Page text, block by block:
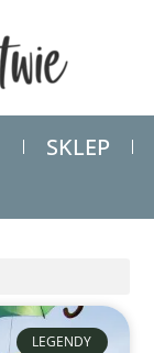
SKLEP
LEGENDY